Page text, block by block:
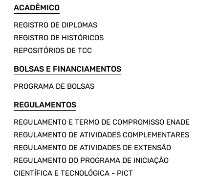
ACADÊMICO
REGISTRO DE DIPLOMAS
REGISTRO DE HISTÓRICOS
REPOSITÓRIOS DE TCC
BOLSAS E FINANCIAMENTOS
PROGRAMA DE BOLSAS
REGULAMENTOS
REGULAMENTO E TERMO DE COMPROMISSO ENADE
REGULAMENTO DE ATIVIDADES COMPLEMENTARES
REGULAMENTO DE ATIVIDADES DE EXTENSÃO
REGULAMENTO DO PROGRAMA DE INICIAÇÃO
CIENTÍFICA E TECNOLÓGICA - PICT